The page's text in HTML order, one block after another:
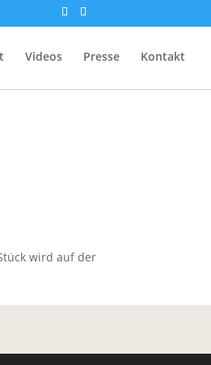
Videos Presse Kontakt
wird auf der